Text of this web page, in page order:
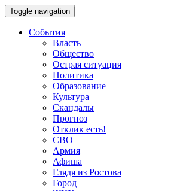
Toggle navigation
События
Власть
Общество
Острая ситуация
Политика
Образование
Культура
Скандалы
Прогноз
Отклик есть!
СВО
Армия
Афиша
Глядя из Ростова
Город